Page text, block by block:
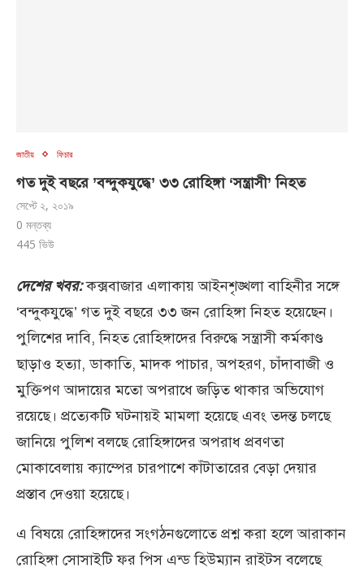
জাতীয় ফিচার
গত দুই বছরে ‌’বন্দুকযুদ্ধে’ ৩৩ রোহিঙ্গা ‘সন্ত্রাসী’ নিহত
সেপ্টে ২, ২০১৯
0 মন্তব্য
445 ভিউ
দেশের খবর: কক্সবাজার এলাকায় আইনশৃঙ্খলা বাহিনীর সঙ্গে
‘বন্দুকযুদ্ধে’ গত দুই বছরে ৩৩ জন রোহিঙ্গা নিহত হয়েছেন।
পুলিশের দাবি, নিহত রোহিঙ্গাদের বিরুদ্ধে সন্ত্রাসী কর্মকাণ্ড
ছাড়াও হত্যা, ডাকাতি, মাদক পাচার, অপহরণ, চাঁদাবাজী ও
মুক্তিপণ আদায়ের মতো অপরাধে জড়িত থাকার অভিযোগ
রয়েছে। প্রত্যেকটি ঘটনায়ই মামলা হয়েছে এবং তদন্ত চলছে
জানিয়ে পুলিশ বলছে রোহিঙ্গাদের অপরাধ প্রবণতা
মোকাবেলায় ক্যাম্পের চারপাশে কাঁটাতারের বেড়া দেয়ার
প্রস্তাব দেওয়া হয়েছে।
এ বিষয়ে রোহিঙ্গাদের সংগঠনগুলোতে প্রশ্ন করা হলে আরাকান
রোহিঙ্গা সোসাইটি ফর পিস এন্ড হিউম্যান রাইটস বলেছে